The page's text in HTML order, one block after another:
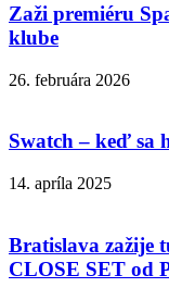
Zaži premiéru
klube
26. februára 2026
Swatch – keď sa
14. apríla 2025
Bratislava zažije
CLOSE SET od